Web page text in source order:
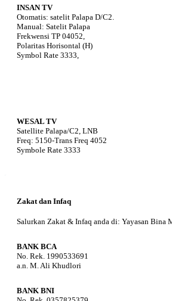
INSAN TV
Otomatis: satelit Palapa D/C2.
Manual: Satelit Palapa
Frekwensi TP 04052,
Polaritas Horisontal (H)
Symbol Rate 3333,
WESAL TV
Satellite Palapa/C2, LNB
Freq: 5150-Trans Freq 4052
Symbole Rate 3333
Zakat dan Infaq
Salurkan Zakat & Infaq anda di: Yayasan Bina
BANK BCA
No. Rek. 1990533691
a.n. M. Ali Khudlori
BANK BNI